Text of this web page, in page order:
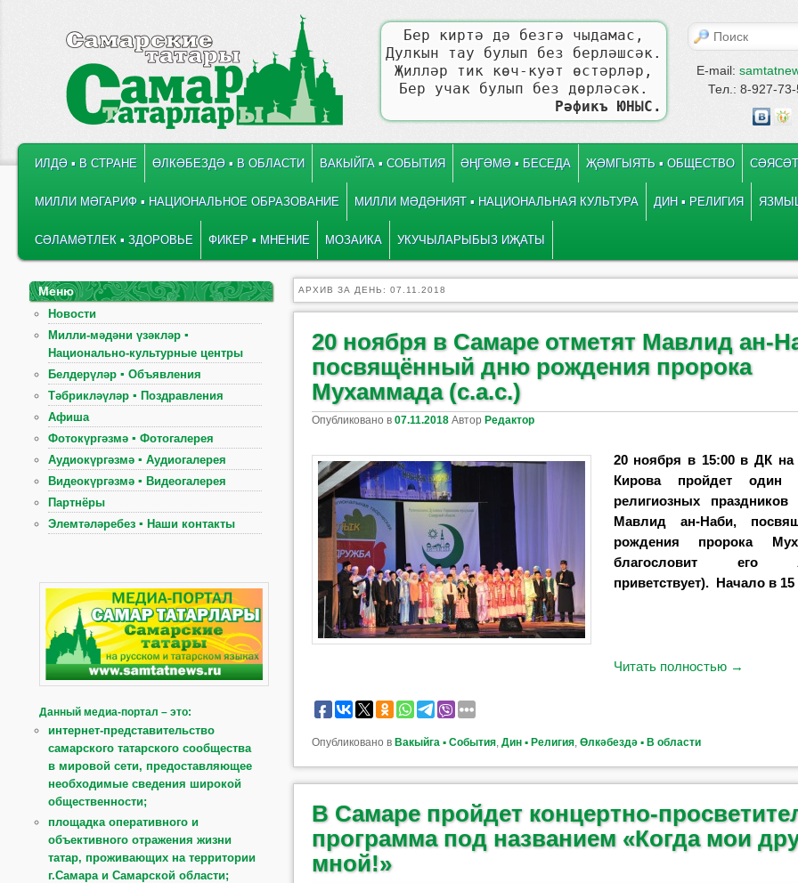
Бер киртә дә безгә чыдамас,
Дулкын тау булып без берләшсәк.
Җилләр тик көч-куәт өстәрләр,
Бер учак булып без дөрләсәк.
Рәфикъ ЮНЫС.
E-mail:
Тел.: 8-927-
ПЕРЕЙТИ К ОСНОВНОМУ СОДЕРЖИМОМУ
ПЕРЕЙТИ К ДОПОЛНИТЕЛЬНОМУ СОДЕРЖИМОМУ
ИЛДӘ ▪ В СТРАНЕ ӨЛКӘБЕЗДӘ ▪ В ОБЛАСТИ ВАКЫЙГА ▪ СОБЫТИЯ ӘҢГӘМӘ ▪ БЕСЕДА ҖӘМГЫЯТЬ ▪ ОБЩЕСТВО
МИЛЛИ МӘГАРИФ ▪ НАЦИОНАЛЬНОЕ ОБРАЗОВАНИЕ МИЛЛИ МӘДӘНИЯТ ▪ НАЦИОНАЛЬНАЯ КУЛЬТУРА ДИН ▪ РЕЛИГИЯ
СӘЛАМӘТЛЕК ▪ ЗДОРОВЬЕ ФИКЕР ▪ МНЕНИЕ МОЗАИКА УКУЧЫЛАРЫБЫЗ ИҖАТЫ
АРХИВ ЗА ДЕНЬ:07.11.2018
20 ноября в Самаре отметят Мавлид ан-
посвящённый дню рождения пророка
Мухаммада (с.а.с.)
Опубликовано в07.11.2018 АвторРедактор
20 ноября в 15:00 в ДК
Кирова пройдет один
религиозных
Мавлид ан-Наби,
рождения пророка
благословит
приветствует). Начало в 15
Читать полностью →
Опубликовано в Вакыйга ▪ События,Дин ▪ Религия,Өлкәбездә ▪ В области
В Самаре пройдет концертно-
программа под названием «Когда мои
мной!»
Меню
Новости
Милли-мәдәни үзәкләр ▪
Национально-культурные центры
Белдерүләр ▪ Объявления
Тәбрикләүләр ▪ Поздравления
Афиша
Фотокүргәзмә ▪ Фотогалерея
Аудиокүргәзмә ▪ Аудиогалерея
Видеокүргәзмә ▪ Видеогалерея
Партнёры
Элемтәләребез ▪ Наши контакты
Данный медиа-портал – это:
интернет-представительство
самарского татарского сообщества
в мировой сети, предоставляющее
необходимые сведения широкой
общественности;
площадка оперативного и
объективного отражения жизни
татар, проживающих на территории
г.Самара и Самарской области;